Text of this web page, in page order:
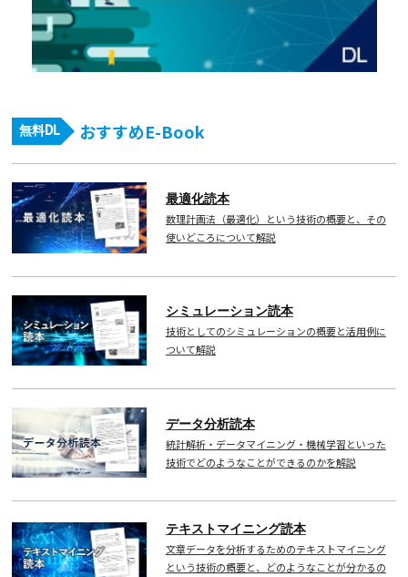
無料DL おすすめE-Book
最適化読本
数理計画法（最適化）という技術の概要と、その
使いどころについて解説
シミュレーション読本
技術としてのシミュレーションの概要と活用例に
ついて解説
データ分析読本
統計解析・データマイニング・機械学習といった
技術でどのようなことができるのかを解説
テキストマイニング読本
文章データを分析するためのテキストマイニング
という技術の概要と、どのようなことが分かるの